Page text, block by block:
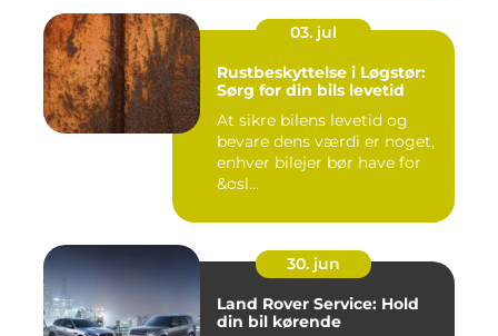
03. jul
Rustbeskyttelse i Løgstør:
Sørg for din bils levetid
At sikre bilens levetid og
bevare dens værdi er noget,
enhver bilejer bør have for
&osl...
30. jun
Land Rover Service: Hold
din bil kørende